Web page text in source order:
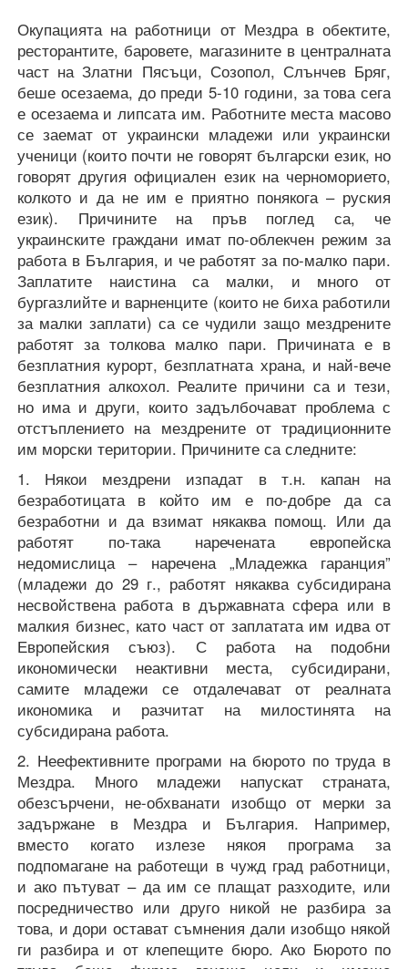
Окупацията на работници от Мездра в обектите,
ресторантите, баровете, магазините в централната
част на Златни Пясъци, Созопол, Слънчев Бряг,
беше осезаема, до преди 5-10 години, за това сега
е осезаема и липсата им. Работните места масово
се заемат от украински младежи или украински
ученици (които почти не говорят български език, но
говорят другия официален език на черноморието,
колкото и да не им е приятно понякога – руския
език). Причините на пръв поглед са, че
украинските граждани имат по-облекчен режим за
работа в България, и че работят за по-малко пари.
Заплатите наистина са малки, и много от
бургазлийте и варненците (които не биха работили
за малки заплати) са се чудили защо мездрените
работят за толкова малко пари. Причината е в
безплатния курорт, безплатната храна, и най-вече
безплатния алкохол. Реалите причини са и тези,
но има и други, които задълбочават проблема с
отстъплението на мездрените от традиционните
им морски територии. Причините са следните:
1. Някои мездрени изпадат в т.н. капан на
безработицата в който им е по-добре да са
безработни и да взимат някаква помощ. Или да
работят по-така наречената европейска
недомислица – наречена „Младежка гаранция”
(младежи до 29 г., работят някаква субсидирана
несвойствена работа в държавната сфера или в
малкия бизнес, като част от заплатата им идва от
Европейския съюз). С работа на подобни
икономически неактивни места, субсидирани,
самите младежи се отдалечават от реалната
икономика и разчитат на милостинята на
субсидирана работа.
2. Неефективните програми на бюрото по труда в
Мездра. Много младежи напускат страната,
обезсърчени, не-обхванати изобщо от мерки за
задържане в Мездра и България. Например,
вместо когато излезе някоя програма за
подпомагане на работещи в чужд град работници,
и ако пътуват – да им се плащат разходите, или
посредничество или друго никой не разбира за
това, и дори остават съмнения дали изобщо някой
ги разбира и от клепещите бюро. Ако Бюрото по